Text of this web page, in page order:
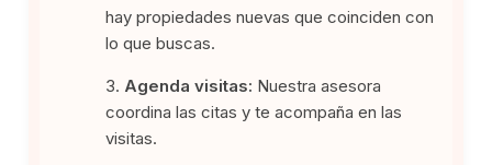
hay propiedades nuevas que coinciden con
lo que buscas.
Agenda visitas: Nuestra asesora
coordina las citas y te acompaña en las
visitas.